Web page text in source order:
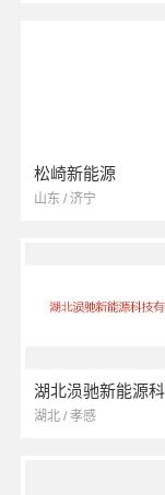
松崎新能源
山东 / 济宁
湖北 / 孝感